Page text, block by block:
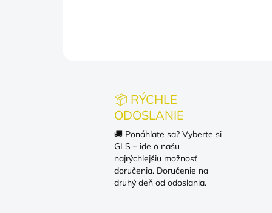
📦 RÝCHLE
ODOSLANIE
🚚 Ponáhľate sa? Vyberte si
GLS – ide o našu
najrýchlejšiu možnosť
doručenia. Doručenie na
druhý deň od odoslania.